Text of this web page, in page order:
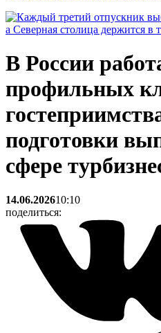
В России
профильных
подготовки
сфере
14.06.202610:10
поделиться: